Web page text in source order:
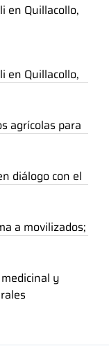
en Quillacollo,
en Quillacollo,
agrícolas para
diálogo con el
a movilizados;
y